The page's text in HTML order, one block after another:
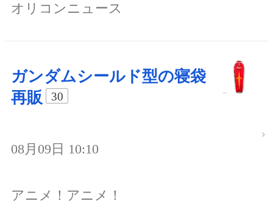
オリコンニュース
ガンダムシールド型の寝袋
再販
30
08月09日 10:10
アニメ！アニメ！